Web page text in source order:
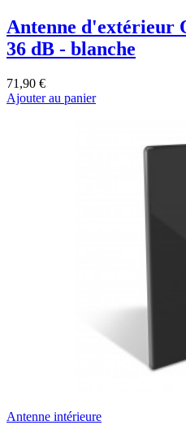
Antenne d'extérieur
36 dB - blanche
71,90 €
Ajouter au panier
Antenne intérieure